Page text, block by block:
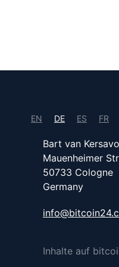
EN DE ES FR
Bart van
Mauenheimer
50733 Cologne
Germany
Inhalte auf